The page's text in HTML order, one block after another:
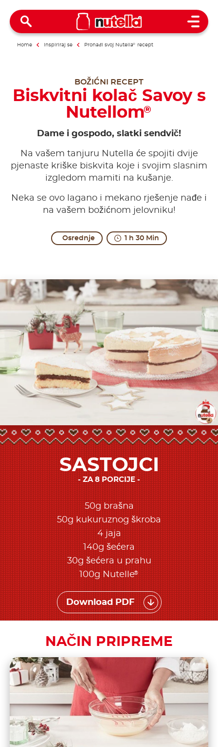
Open
Home Inspiriraj se Pronađi svoj Nutella® recept
BOŽIĆNI RECEPT
Biskvitni kolač Savoy s
Nutellom®
Dame i gospodo, slatki sendvič!
Na vašem tanjuru Nutella će spojiti dvije
pjenaste kriške biskvita koje i svojim slasnim
izgledom mamiti na kušanje.
Neka se ovo lagano i mekano rješenje nađe i
na vašem božićnom jelovniku!
Osrednje 1 h 30 Min
SASTOJCI
ZA 8 PORCIJE
50g brašna
50g kukuruznog škroba
4 jaja
140g šećera
30g šećera u prahu
100g Nutelle®
Download PDF
NAČIN PRIPREME